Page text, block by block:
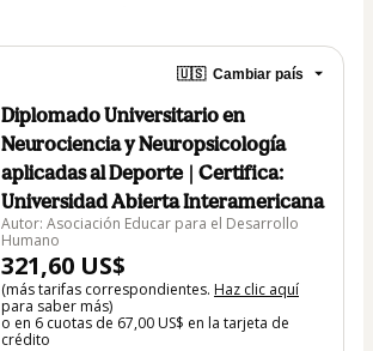
🇺🇸 Cambiar país
Diplomado Universitario en
Neurociencia y Neuropsicología
aplicadas al Deporte | Certifica:
Universidad Abierta Interamericana
Autor: Asociación Educar para el Desarrollo
Humano
321,60 US$
(más tarifas correspondientes. Haz clic aquí
para saber más)
o en 6 cuotas de 67,00 US$ en la tarjeta de
crédito